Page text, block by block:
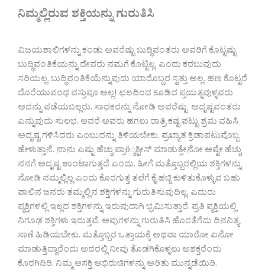
ನಿಮ್ಮಲ್ಲಿರುವ ಶಕ್ತಿಯನ್ನು ಗುರುತಿಸಿ
ವಿಜಯಶಾಲಿಗಳನ್ನು ಕಂಡು ಅವರೆಷ್ಟು ಬುದ್ಧಿವಂತರು ಅವರಿಗೆ ಕೊಟ್ಟಷ್ಟು
ಬುದ್ಧಿವಂತಿಕೆಯನ್ನು ದೇವರು ನಮಗೆ ಕೊಟ್ಟಿಲ್ಲ. ಎಂದು ಕರಬುವುದು
ಸರಿಯಲ್ಲ. ಬುದ್ಧಿವಂತಿಕೆಯೆನ್ನುವುದು ಯಾರೊಬ್ಬರ ಸ್ವತ್ತು ಅಲ್ಲ. ಹಣ ಕೊಟ್ಟರೆ
ದೊರೆಯುವಂಥ ವಸ್ತುವೂ ಅಲ್ಲ! ಛಲದಿಂದ ಕೂಡಿದ ಪ್ರಯತ್ನವುಳ್ಳವರು
ಅದನ್ನು ಪಡೆಯಬಲ್ಲರು. ಸಾಧಕರನ್ನು ನೋಡಿ ಅವರೆಷ್ಟು ಅದೃಷ್ಟವಂತರು
ಎನ್ನುವುದು ಸುಲಭ. ಆದರೆ ಅವರು ಹಗಲು ರಾತ್ರಿ ಕಷ್ಟ ಪಟ್ಟು ಶ್ರಮ ವಹಿಸಿ
ಅದೃಷ್ಟ ಗಳಿಸಿದರು ಎಂಬುದನ್ನು ತಿಳಿಯಬೇಕು. ಪ್ರಖ್ಯಾತ ಕ್ರಿಡಾಪಟುವೊಬ್ಬ
ಹೇಳುತ್ತಾನೆ. ನಾನು ಎಷ್ಟು ಹೆಚ್ಚು ಪ್ರಾö್ಯಕ್ಟೀಸ್ ಮಾಡುತ್ತೇನೋ ಅಷ್ಟೇ ಹೆಚ್ಚು
ನನಗೆ ಅದೃಷ್ಟ ಉಂಟಾಗುತ್ತದೆ ಎಂದು. ಹೀಗೆ ಮತ್ತೊಬ್ಬರಲ್ಲಿಯ ಶಕ್ತಿಗಳನ್ನು
ನೋಡಿ ನಮ್ಮಲ್ಲಿಲ್ಲ ಎಂದು ಕೊರಗುತ್ತ ತಲೆಗೆ ಕೈ ಹಚ್ಚಿ ಕುಳಿತುಕೊಳ್ಳುವ ಬಹು
ಪಾಲಿನ ಜನರು ತಮ್ಮಲ್ಲಿನ ಶಕ್ತಿಗಳನ್ನು ಗುರುತಿಸುವುದಿಲ್ಲ. ಎದುರು
ವ್ಯಕ್ತಿಗಳಲ್ಲಿ ಇಲ್ಲದ ಶಕ್ತಿಗಳನ್ನು ಇರುವುದಾಗಿ ಭ್ರಮಿಸುತ್ತಾರೆ. ಪ್ರತಿ ವ್ಯಕ್ತಿಯಲ್ಲಿ
ನಿಗೂಢ ಶಕ್ತಿಗಳು ಇರುತ್ತವೆ. ಅವುಗಳನ್ನು ಗುರುತಿಸಿ ಹೊರತೆಗೆದು ದಿನನಿತ್ಯ
ಸಾಣೆ ಹಿಡಿಯಬೇಕು. ಮತ್ತೊಬ್ಬರ ಒತ್ತಾಯಕ್ಕೆ ಅಥವಾ ಯಾರೋ ಏನೋ
ಮಾಡುತ್ತಿದ್ದಾರೆಂದು ಅದರಲ್ಲಿ ನೀವು ತೊಡಗಿಕೊಳ್ಳಲು ಅಶಕ್ತರೆಂದು
ಕೊರಗಿದಿರಿ. ನಿಮ್ಮ ಆಸಕ್ತಿ ಅಭಿರುಚಿಗಳನ್ನು ಅರಿತು ಮುನ್ನಡೆಯಿರಿ.